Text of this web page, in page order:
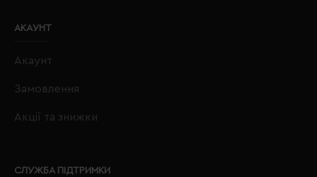
АКАУНТ
Акаунт
Замовлення
Акції та знижки
СЛУЖБА ПІДТРИМКИ